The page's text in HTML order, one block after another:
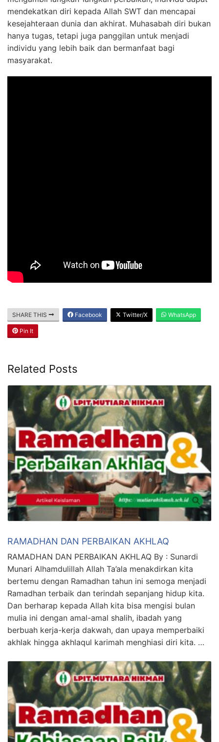
mendekatkan diri kepada Allah SWT dan mencapai
kesejahteraan dunia dan akhirat. Muhasabah diri bukan
hanya tugas, tetapi juga panggilan untuk menjadi
individu yang lebih baik dan bermanfaat bagi
masyarakat.
SHARE THIS Facebook Twitter/X WhatsApp
Pin It
Related Posts
RAMADHAN DAN PERBAIKAN AKHLAQ
RAMADHAN DAN PERBAIKAN AKHLAQ By : Sunardi
Munari Alhamdulillah Allah Ta’ala menakdirkan kita
bertemu dengan Ramadhan tahun ini semoga menjadi
Ramadhan terbaik dan terindah sepanjang hidup kita.
Dan berharap kepada Allah kita bisa mengisi bulan
mulia ini dengan amal-amal shalih, ibadah yang
berbuah kerja-kerja dakwah, dan upaya memperbaiki
akhlak hingga akhlaqul karimah menghiasi diri kita. …